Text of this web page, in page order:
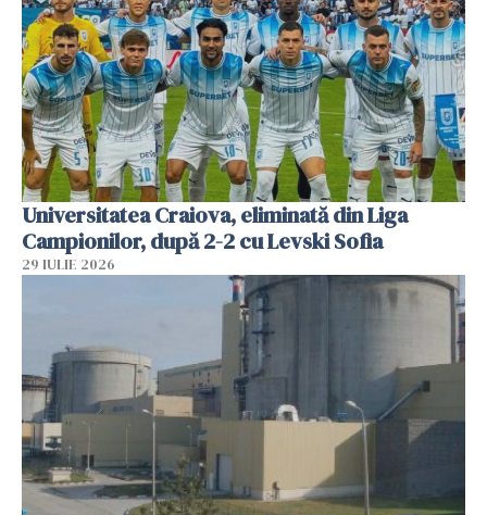
Universitatea Craiova, eliminată din Liga
Campionilor, după 2-2 cu Levski Sofia
29 IULIE 2026